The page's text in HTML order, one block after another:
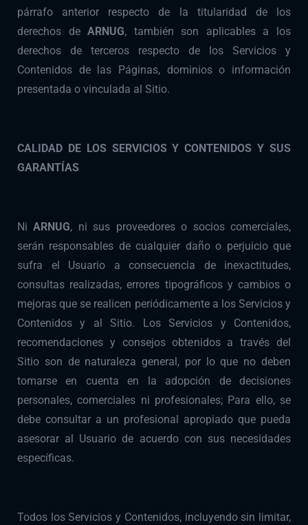
párrafo anterior respecto de la titularidad de los
derechos deARNUG, también son aplicables a los
derechos de terceros respecto de los Servicios y
Contenidos de las Páginas, dominios o información
presentada o vinculada al Sitio.
CALIDAD DE LOS SERVICIOS Y CONTENIDOS Y SUS
GARANTÍAS
NiARNUG, ni sus proveedores o socios comerciales,
serán responsables de cualquier daño o perjuicio que
sufra el Usuario a consecuencia de inexactitudes,
consultas realizadas, errores tipográficos y cambios o
mejoras que se realicen periódicamente a los Servicios y
Contenidos y al Sitio. Los Servicios y Contenidos,
recomendaciones y consejos obtenidos a través del
Sitio son de naturaleza general, por lo que no deben
tomarse en cuenta en la adopción de decisiones
personales, comerciales ni profesionales; Para ello, se
debe consultar a un profesional apropiado que pueda
asesorar al Usuario de acuerdo con sus necesidades
específicas.
Todos los Servicios y Contenidos, incluyendo sin limitar,